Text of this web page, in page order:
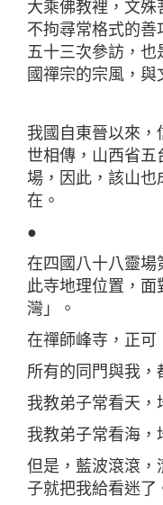
大乘佛教裡，文殊
不拘尋常格式的善
五十三次參訪，
國禪宗的宗風，與
我國自東晉以來，
世相傳，山西省五
場，因此，該山也
在。
●
在四國八十八靈場
此寺地理位置，面
灣」。
在禪師峰寺，正可
所有的同門與我，
我教弟子常看天，
我教弟子常看海，
但是，藍波滾滾，
子就把我給看迷了